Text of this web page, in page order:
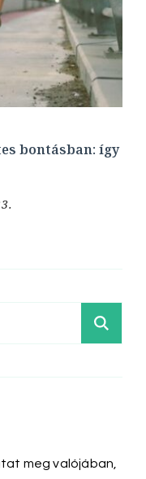
bontásban: így
meg valójában,